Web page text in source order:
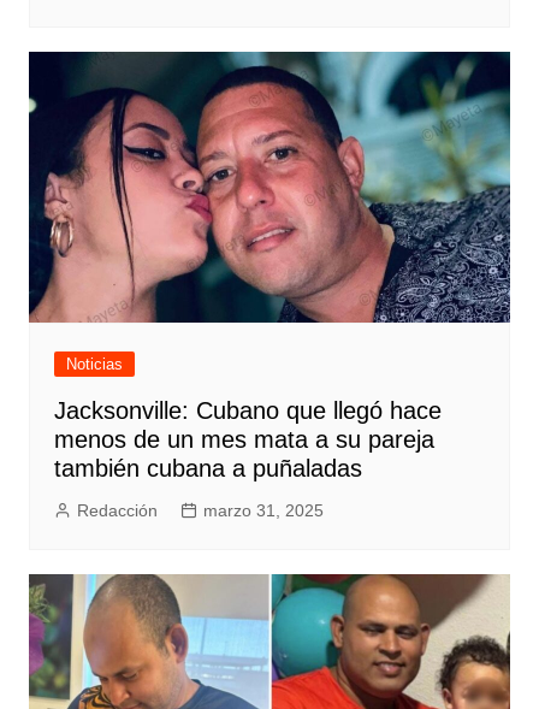
Noticias
Jacksonville: Cubano que llegó hace
menos de un mes mata a su pareja
también cubana a puñaladas
Redacción marzo 31, 2025